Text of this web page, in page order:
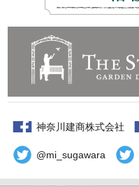
神奈川建商株式会社
@mi_sugawara